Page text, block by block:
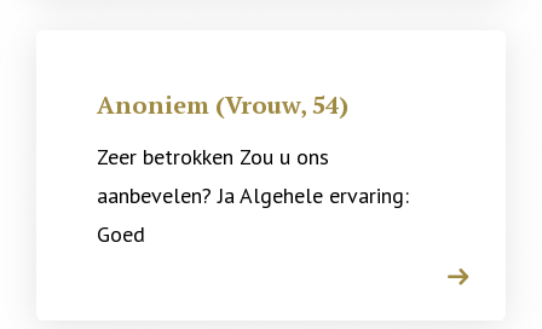
Anoniem (Vrouw, 54)
Zeer betrokken Zou u ons
aanbevelen? Ja Algehele ervaring:
Goed
arrow